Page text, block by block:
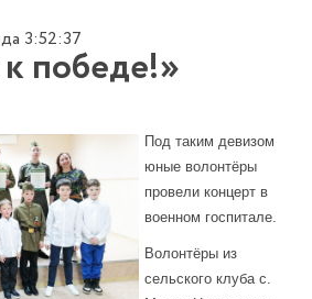
3:52:38
победе!»
Под таким девизом
юные волонтёры
провели концерт в
военном госпитале.
Волонтёры из
сельского клуба с.